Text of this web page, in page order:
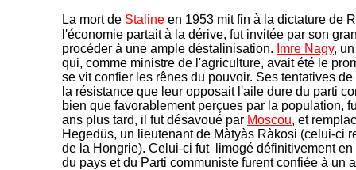
La mort de Staline en 1953 mit fin à la dictature de
l'économie partait à la dérive, fut invitée par son
procéder à une ample déstalinisation. Imre Nagy,
qui, comme ministre de l'agriculture, avait été le
se vit confier les rênes du pouvoir. Ses tentatives
la résistance que leur opposait l'aile dure du parti
bien que favorablement perçues par la population,
ans plus tard, il fut désavoué par Moscou, et
Hegedüs, un lieutenant de Màtyàs Ràkosi (celui-ci
de la Hongrie). Celui-ci fut limogé définitivement
du pays et du Parti communiste furent confiée à un